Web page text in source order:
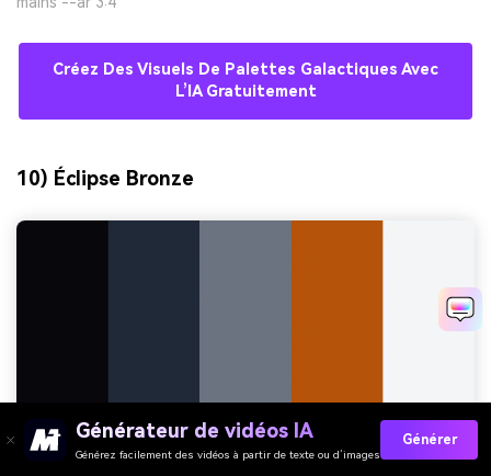
Créez Des Visuels De Palettes Galactiques Avec
L’IA Gratuitement
10) Éclipse Bronze
Générateur de vidéos IA
Générez facilement des vidéos à partir de texte ou d’images
Générer